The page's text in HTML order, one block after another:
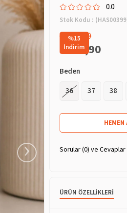
›
0.0
Stok Kodu
%15
İndirim
₺919,90
₺779,90
Beden
36
37 38
Sorular (0) ve Cevaplar
ÜRÜN ÖZELLIKLERI